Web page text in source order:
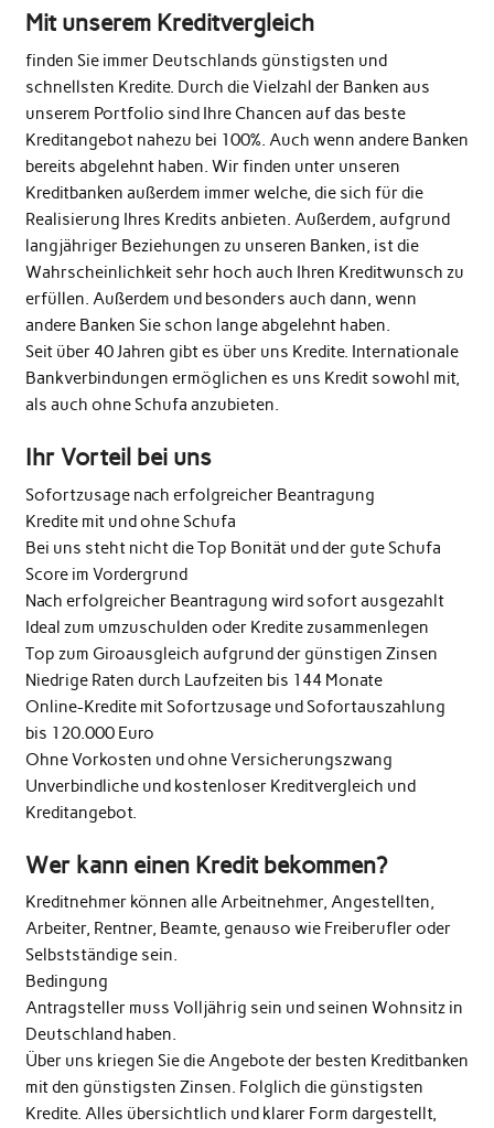
Mit unserem Kreditvergleich
finden Sie immer Deutschlands günstigsten und
schnellsten Kredite. Durch die Vielzahl der Banken aus
unserem Portfolio sind Ihre Chancen auf das beste
Kreditangebot nahezu bei 100%. Auch wenn andere Banken
bereits abgelehnt haben. Wir finden unter unseren
Kreditbanken außerdem immer welche, die sich für die
Realisierung Ihres Kredits anbieten. Außerdem, aufgrund
langjähriger Beziehungen zu unseren Banken, ist die
Wahrscheinlichkeit sehr hoch auch Ihren Kreditwunsch zu
erfüllen. Außerdem und besonders auch dann, wenn
andere Banken Sie schon lange abgelehnt haben.
Seit über 40 Jahren gibt es über uns Kredite. Internationale
Bankverbindungen ermöglichen es uns Kredit sowohl mit,
als auch ohne Schufa anzubieten.
Ihr Vorteil bei uns
Sofortzusage nach erfolgreicher Beantragung
Kredite mit und ohne Schufa
Bei uns steht nicht die Top Bonität und der gute Schufa
Score im Vordergrund
Nach erfolgreicher Beantragung wird sofort ausgezahlt
Ideal zum umzuschulden oder Kredite zusammenlegen
Top zum Giroausgleich aufgrund der günstigen Zinsen
Niedrige Raten durch Laufzeiten bis 144 Monate
Online-Kredite mit Sofortzusage und Sofortauszahlung
bis 120.000 Euro
Ohne Vorkosten und ohne Versicherungszwang
Unverbindliche und kostenloser Kreditvergleich und
Kreditangebot.
Wer kann einen Kredit bekommen?
Kreditnehmer können alle Arbeitnehmer, Angestellten,
Arbeiter, Rentner, Beamte, genauso wie Freiberufler oder
Selbstständige sein.
Bedingung
Antragsteller muss Volljährig sein und seinen Wohnsitz in
Deutschland haben.
Über uns kriegen Sie die Angebote der besten Kreditbanken
mit den günstigsten Zinsen. Folglich die günstigsten
Kredite. Alles übersichtlich und klarer Form dargestellt,